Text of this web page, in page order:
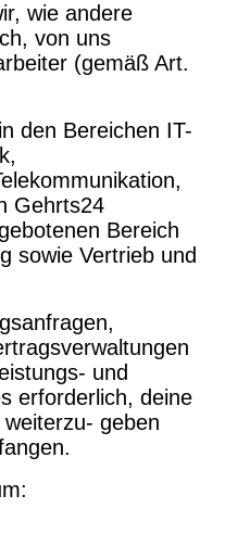
wie andere
von uns
(gemäß Art.
den Bereichen IT-
Gehrts24
Bereich
sowie Vertrieb und
und
erforderlich, deine
geben